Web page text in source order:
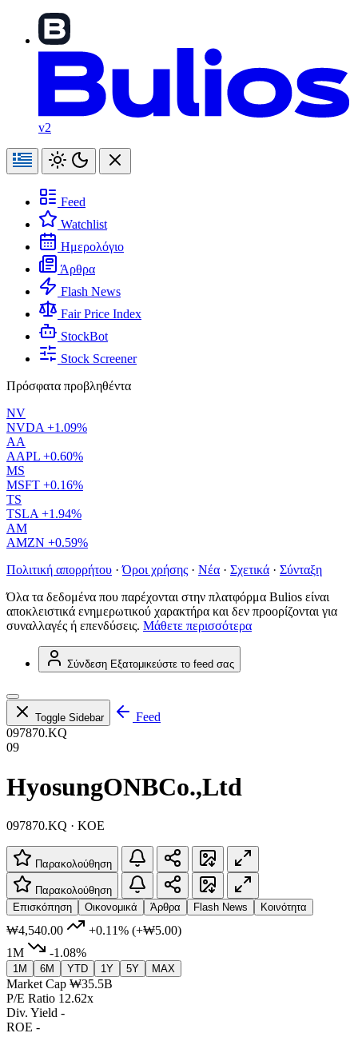
v2
Feed
Watchlist
Ημερολόγιο
Άρθρα
Flash News
Fair Price Index
StockBot
Stock Screener
Πρόσφατα προβληθέντα
NV
NVDA +1.09%
AA
AAPL +0.60%
MS
MSFT +0.16%
TS
TSLA +1.94%
AM
AMZN +0.59%
Πολιτική απορρήτου · Όροι χρήσης · Νέα · Σχετικά · Σύνταξη
Όλα τα δεδομένα που παρέχονται στην πλατφόρμα Bulios είναι
αποκλειστικά ενημερωτικού χαρακτήρα και δεν προορίζονται για
συναλλαγές ή επενδύσεις. Μάθετε περισσότερα
Σύνδεση Εξατομικεύστε το feed σας
Toggle Sidebar
Feed
097870.KQ
09
HyosungONBCo.,Ltd
097870.KQ · KOE
Παρακολούθηση
Παρακολούθηση
Επισκόπηση
Οικονομικά Άρθρα Flash News Κοινότητα
₩4,540.00 +0.11% (+₩5.00)
1M
-1.08%
1M 6M YTD 1Y 5Y MAX
Market Cap ₩35.5B
P/E Ratio 12.62x
Div. Yield -
ROE -